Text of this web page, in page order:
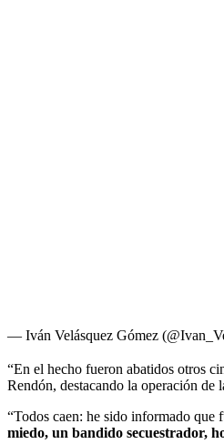
— Iván Velásquez Gómez
“En el hecho fueron abatidos otros
Rendón, destacando la operación de
“Todos caen: he sido informado que
miedo, un bandido secuestrador,